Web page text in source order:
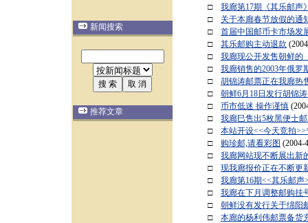
新闻搜索
推荐文章
□ 我廊第17期《其乐邮
□ 关于本廊春节放假的通
□ 首届中国邮币卡市场发
□ 其乐邮购主动退款
□ 我廊现公开发售朝鲜的
□ 我廊销售的2003年俄罗
□ 胡锦涛邮票正在我廊热
□ 朝鲜6月18日发行胡锦
□ 币市低迷 操作谨慎
□ 我廊巳售出5枚黑便士
□ 本站开设<<今天竞拍
□ 购珍邮,请看彩图 (2004-
□ 我廊网站现不断展出新
□ 现我廊报价正在不断更
□ 我廊第16期<<其乐邮
□ 我廊在下月调整邮购挂
□ 朝鲜没有发行关于绵阳
□ 本廊的杨利伟邮票备货